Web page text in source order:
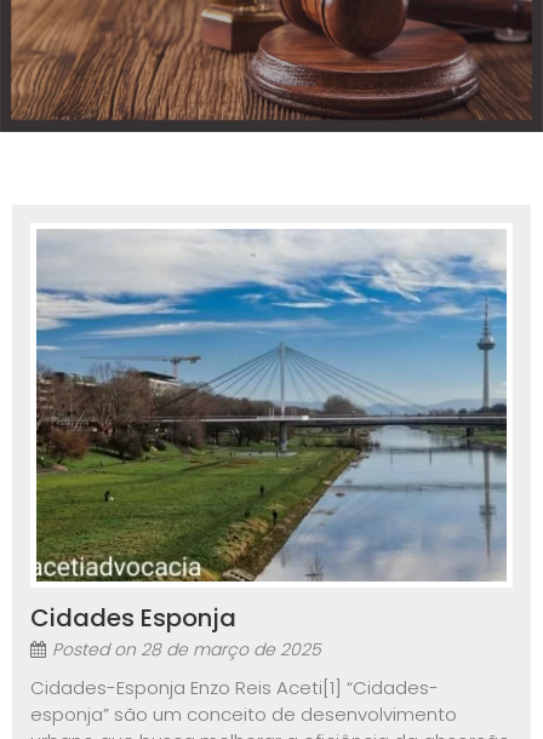
Cidades Esponja
Posted on 28 de março de 2025
Cidades-Esponja Enzo Reis Aceti[1] “Cidades-
esponja” são um conceito de desenvolvimento